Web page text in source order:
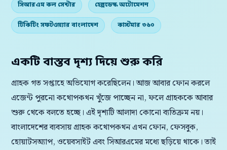
সিআরএম কল সেন্টার হেল্পডেস্ক অটোমেশন
টিকিটিং সফটওয়্যার বাংলাদেশ কাস্টমার ৩৬০
একটি বাস্তব দৃশ্য দিয়ে শুরু করি
গ্রাহক গত সপ্তাহে অভিযোগ করেছিলেন। আজ আবার ফোন করলে
এজেন্ট পুরনো কথোপকথন খুঁজে পাচ্ছেন না, ফলে গ্রাহককে আবার
শুরু থেকে বলতে হচ্ছে। এই দৃশ্যটি আলাদা কোনো ব্যতিক্রম নয়।
বাংলাদেশের ব্যবসায় গ্রাহক কথোপকথন এখন ফোন, ফেসবুক,
হোয়াটসঅ্যাপ, ওয়েবসাইট এবং সিআরএমের মধ্যে ছড়িয়ে থাকে। তাই